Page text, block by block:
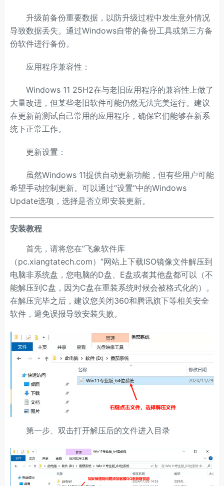
升级前备份重要数据，以防升级过程中发生意外情况
导致数据丢失。通过Windows自带的备份工具或第三方备
份软件进行备份。
应用程序兼容性：
Windows 11 25H2在与老旧应用程序的兼容性上做了
大量改进，但某些老旧软件可能仍然无法完美运行。建议
在更新前测试自己常用的应用程序，确保它们能够在新系
统下正常工作。
更新设置：
虽然Windows 11提供自动更新功能，但有些用户可能
希望手动控制更新。可以通过“设置”中的Windows
Update选项，选择是否立即安装更新。
安装教程
首先，请将您在”飞象软件库
（pc.xiangtatech.com）”网站上下载ISO镜像文件解压到
电脑非系统盘，您电脑的D盘、E盘或者其他盘都可以（不
能解压到C盘，因为C盘在重装系统时候会被格式化的）。
在解压完毕之后，建议您关闭360和腾讯旗下等相关安全
软件，避免误报导致安装失败。
第一步、双击打开解压后的文件进入目录